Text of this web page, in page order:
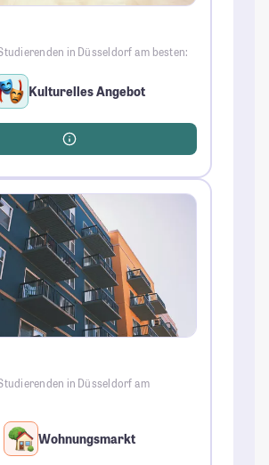
in Düsseldorf am besten:
Kulturelles Angebot
in Düsseldorf am
Wohnungsmarkt